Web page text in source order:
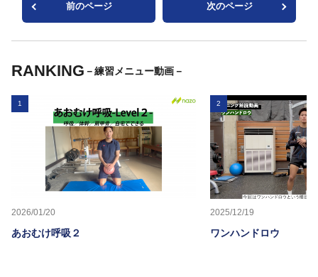
前のページ 次のページ
RANKING －練習メニュー動画－
1
2026/01/20
あおむけ呼吸２
2
2025/12/19
ワンハンドロウ